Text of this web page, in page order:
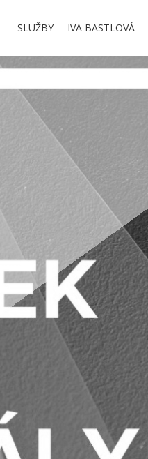
SLUŽBY IVA BASTLOVÁ